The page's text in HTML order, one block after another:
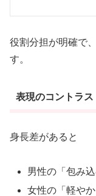
役割分担が明確で、
す。
表現のコントラス
身長差があると
男性の「包み
女性の「軽やか